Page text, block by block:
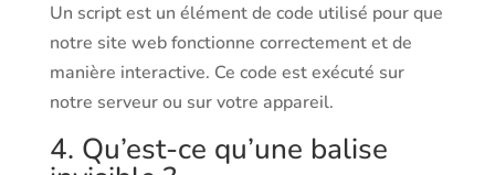
Un script est un élément de code utilisé pour que
notre site web fonctionne correctement et de
manière interactive. Ce code est exécuté sur
notre serveur ou sur votre appareil.
4. Qu’est-ce qu’une balise